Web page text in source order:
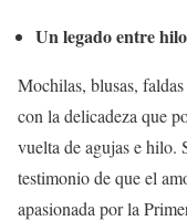
Un legado entre
​Mochilas, blusas,
con la delicadeza que
vuelta de agujas e hilo.
testimonio de que el
apasionada por la